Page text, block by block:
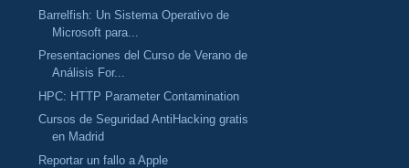
Barrelfish: Un Sistema Operativo de
Microsoft para...
Presentaciones del Curso de Verano de
Análisis For...
HPC: HTTP Parameter Contamination
Cursos de Seguridad AntiHacking gratis
en Madrid
Reportar un fallo a Apple